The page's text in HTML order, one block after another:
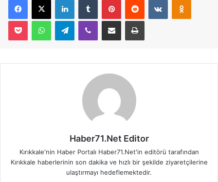
Telegram
Haber71.Net Editor
Kırıkkale'nin Haber Portalı Haber71.Net'in editörü tarafından
Kırıkkale haberlerinin son dakika ve hızlı bir şekilde ziyaretçilerine
ulaştırmayı hedeflemektedir.